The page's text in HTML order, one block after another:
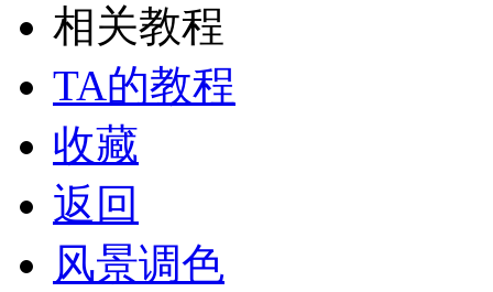
相关教程
TA的教程
收藏
返回
风景调色